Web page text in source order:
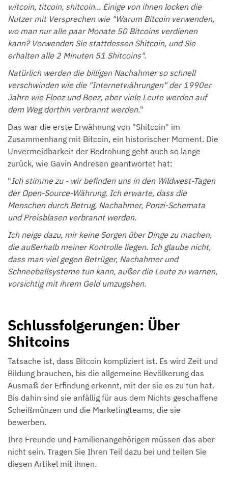
witcoin, titcoin, shitcoin... Einige von ihnen locken die
Nutzer mit Versprechen wie "Warum Bitcoin verwenden,
wo man nur alle paar Monate 50 Bitcoins verdienen
kann? Verwenden Sie stattdessen Shitcoin, und Sie
erhalten alle 2 Minuten 51 Shitcoins".
Natürlich werden die billigen Nachahmer so schnell
verschwinden wie die "Internetwährungen" der 1990er
Jahre wie Flooz und Beez, aber viele Leute werden auf
dem Weg dorthin verbrannt werden."
Das war die erste Erwähnung von "Shitcoin" im
Zusammenhang mit Bitcoin, ein historischer Moment. Die
Unvermeidbarkeit der Bedrohung geht auch so lange
zurück, wie Gavin Andresen geantwortet hat:
"Ich stimme zu - wir befinden uns in den Wildwest-Tagen
der Open-Source-Währung. Ich erwarte, dass die
Menschen durch Betrug, Nachahmer, Ponzi-Schemata
und Preisblasen verbrannt werden.
Ich neige dazu, mir keine Sorgen über Dinge zu machen,
die außerhalb meiner Kontrolle liegen. Ich glaube nicht,
dass man viel gegen Betrüger, Nachahmer und
Schneeballsysteme tun kann, außer die Leute zu warnen,
vorsichtig mit ihrem Geld umzugehen.
Schlussfolgerungen: Über
Shitcoins
Tatsache ist, dass Bitcoin kompliziert ist. Es wird Zeit und
Bildung brauchen, bis die allgemeine Bevölkerung das
Ausmaß der Erfindung erkennt, mit der sie es zu tun hat.
Bis dahin sind sie anfällig für aus dem Nichts geschaffene
Scheißmünzen und die Marketingteams, die sie
bewerben.
Ihre Freunde und Familienangehörigen müssen das aber
nicht sein. Tragen Sie Ihren Teil dazu bei und teilen Sie
diesen Artikel mit ihnen.